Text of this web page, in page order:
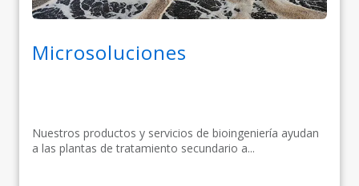
Microsoluciones
Nuestros productos y servicios de bioingeniería ayudan
a las plantas de tratamiento secundario a...